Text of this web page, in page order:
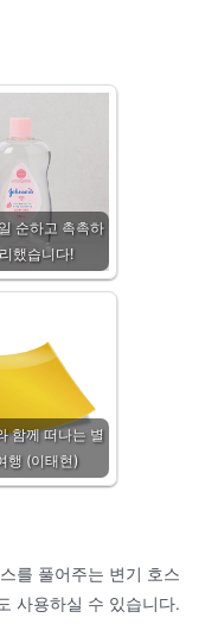
순하고 촉촉하
했습니다!
함께 떠나는 별
행 (이태현)
를 풀어주는 변기 호스
사용하실 수 있습니다.